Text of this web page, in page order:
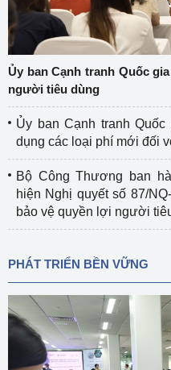
Ủy ban Cạnh tranh Quốc
người tiêu dùng
Ủy ban Cạnh tranh
dụng các loại phí mới đối
Bộ Công Thương ban
hiện Nghị quyết số 87/
bảo vệ quyền lợi người
PHÁT TRIỂN BỀN VỮNG